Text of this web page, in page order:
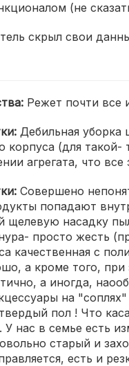
(не
скрыл свои
Режет почти все
Дебильная уборка
корпуса (для
агрегата, что
Совершено
попадают
щелевую насадку
просто жесть
качественная с
а кроме того,
а иногда,
на
пол ! Что
У нас в семье есть
старый и
есть и